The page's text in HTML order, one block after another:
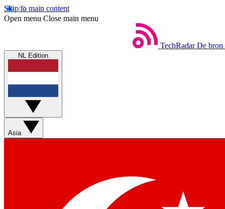
Skip to main content
Open menu Close main menu
TechRadar De bron
NL Edition
Asia